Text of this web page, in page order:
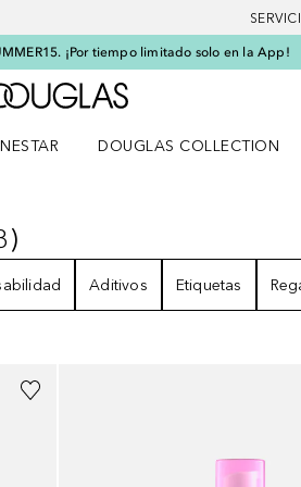
¡Por tiempo limitado solo en la App!
A Douglas Home
DOUGLAS COLLECTION
)
Aditivos Etiquetas